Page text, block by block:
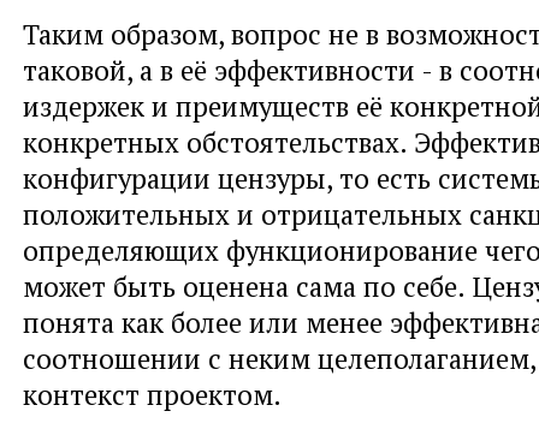
Таким образом, вопрос не в
таковой, а в её эффективности - в
издержек и преимуществ её
конкретных обстоятельствах.
конфигурации цензуры, то есть
положительных и отрицательных
определяющих функционирование
может быть оценена сама по себе.
понята как более или менее
соотношении с неким
контекст проектом.